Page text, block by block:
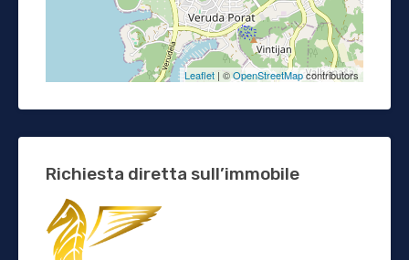
Leaflet | ©OpenStreetMapcontributors
Richiesta diretta sull’immobile